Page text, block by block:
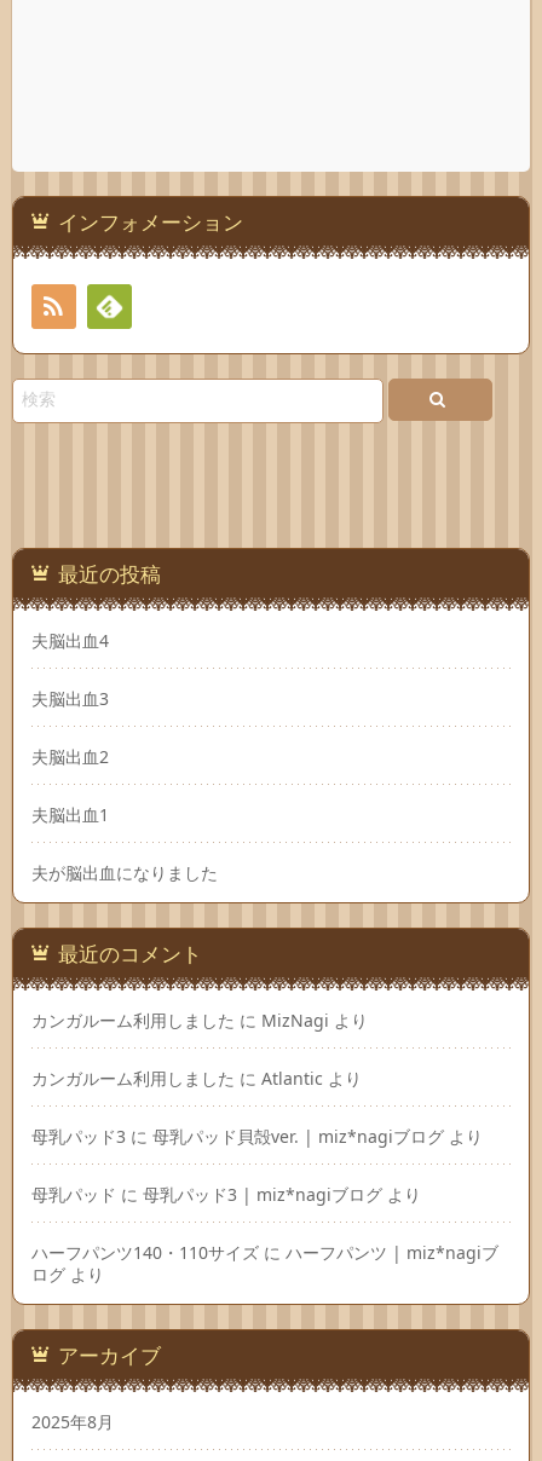
インフォメーション
Feedly
最近の投稿
夫脳出血4
夫脳出血3
夫脳出血2
夫脳出血1
夫が脳出血になりました
最近のコメント
カンガルーム利用しました に MizNagi より
カンガルーム利用しました に Atlantic より
母乳パッド3 に 母乳パッド貝殻ver. | miz*nagiブログ より
母乳パッド に 母乳パッド3 | miz*nagiブログ より
ハーフパンツ140・110サイズ に ハーフパンツ | miz*nagiブ
ログ より
アーカイブ
2025年8月